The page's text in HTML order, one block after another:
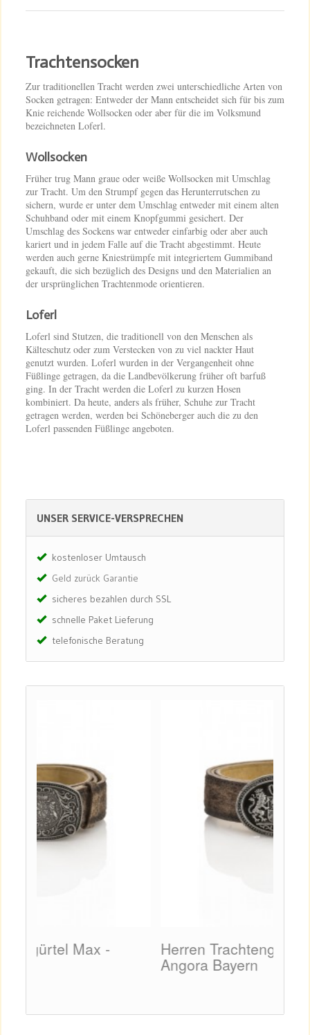
Trachtensocken
Zur traditionellen Tracht werden zwei unterschiedliche Arten von
Socken getragen: Entweder der Mann entscheidet sich für bis zum
Knie reichende Wollsocken oder aber für die im Volksmund
bezeichneten Loferl.
Wollsocken
Früher trug Mann graue oder weiße Wollsocken mit Umschlag
zur Tracht. Um den Strumpf gegen das Herunterrutschen zu
sichern, wurde er unter dem Umschlag entweder mit einem alten
Schuhband oder mit einem Knopfgummi gesichert. Der
Umschlag des Sockens war entweder einfarbig oder aber auch
kariert und in jedem Falle auf die Tracht abgestimmt. Heute
werden auch gerne Kniestrümpfe mit integriertem Gummiband
gekauft, die sich bezüglich des Designs und den Materialien an
der ursprünglichen Trachtenmode orientieren.
Loferl
Loferl sind Stutzen, die traditionell von den Menschen als
Kälteschutz oder zum Verstecken von zu viel nackter Haut
genutzt wurden. Loferl wurden in der Vergangenheit ohne
Füßlinge getragen, da die Landbevölkerung früher oft barfuß
ging. In der Tracht werden die Loferl zu kurzen Hosen
kombiniert. Da heute, anders als früher, Schuhe zur Tracht
getragen werden, werden bei Schöneberger auch die zu den
Loferl passenden Füßlinge angeboten.
UNSER SERVICE-VERSPRECHEN
kostenloser Umtausch
Geld zurück Garantie
sicheres bezahlen durch SSL
schnelle Paket Lieferung
telefonische Beratung
Herren Trachtengürtel Max -